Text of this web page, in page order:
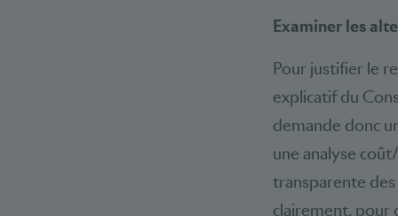
Examiner les
Pour justifier le
explicatif du
demande donc
une analyse
transparente
clairement, pour